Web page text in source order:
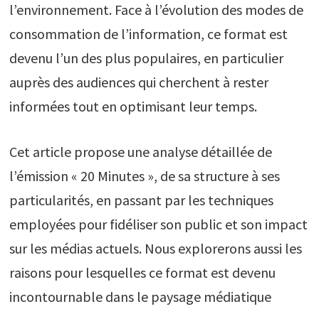
l’environnement. Face à l’évolution des modes de
consommation de l’information, ce format est
devenu l’un des plus populaires, en particulier
auprès des audiences qui cherchent à rester
informées tout en optimisant leur temps.
Cet article propose une analyse détaillée de
l’émission « 20 Minutes », de sa structure à ses
particularités, en passant par les techniques
employées pour fidéliser son public et son impact
sur les médias actuels. Nous explorerons aussi les
raisons pour lesquelles ce format est devenu
incontournable dans le paysage médiatique